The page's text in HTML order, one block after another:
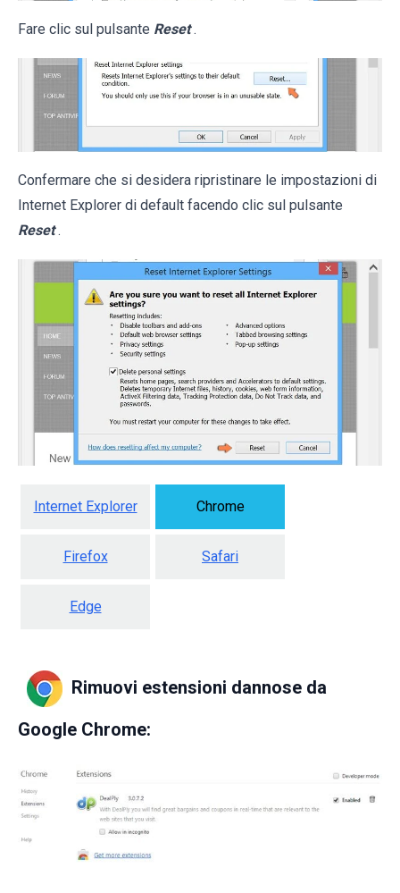
Fare clic sul pulsante Reset .
Confermare che si desidera ripristinare le impostazioni di
Internet Explorer di default facendo clic sul pulsante
Reset .
Internet Explorer Chrome
Firefox Safari
Edge
Rimuovi estensioni dannose da
Google Chrome: